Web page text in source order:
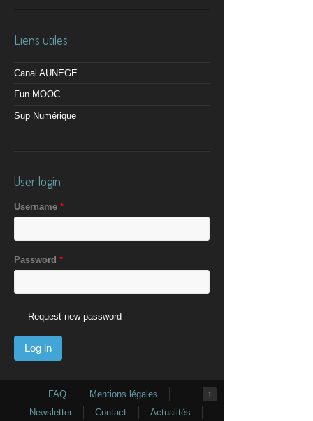
Liens utiles
Canal AUNEGE
Fun MOOC
Sup Numérique
User login
Username *
Password *
Request new password
↑
FAQ
Mentions légales
Newsletter
Contact Actualités